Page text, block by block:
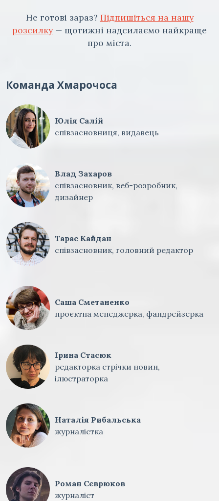
Не готові зараз? Підпишіться на нашу
розсилку— щотижні надсилаємо найкраще
про міста.
Команда Хмарочоса
Юлія Салій
співзасновниця, видавець
Влад Захаров
співзасновник, веб-розробник,
дизайнер
Тарас Кайдан
співзасновник, головний редактор
Саша Сметаненко
проєктна менеджерка, фандрейзерка
Ірина Стасюк
редакторка стрічки новин,
ілюстраторка
Наталія Рибальська
журналістка
Роман Сєврюков
журналіст